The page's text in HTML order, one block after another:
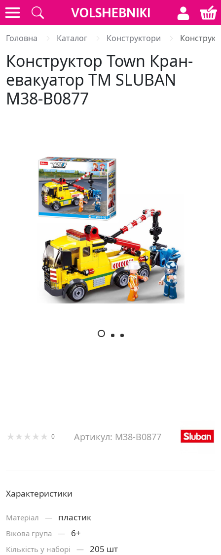
Головна Каталог Конструктори
Конструктор Town Кран-
евакуатор ТМ SLUBAN
M38-B0877
0 Артикул: M38-B0877
Характеристики
Матерiал — пластик
Вікова група — 6+
Кількість у наборі — 205 шт